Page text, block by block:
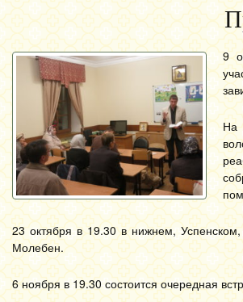
9
На
23 октября в 19.30 в нижнем,
Молебен.
6 ноября в 19.30 состоится очередная